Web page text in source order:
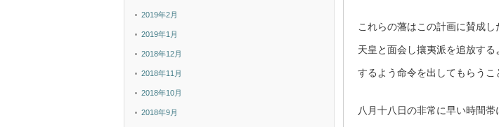
これらの藩はこの計画に賛成
天皇と面会し攘夷派を追放す
するよう命令を出してもらうこ
八月十八日の非常に早い時間
2019年2月
2019年1月
2018年12月
2018年11月
2018年10月
2018年9月